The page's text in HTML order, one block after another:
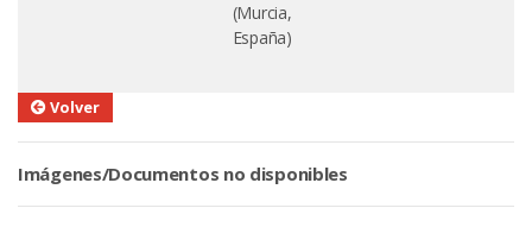
(Murcia,
España)
Volver
Imágenes/Documentos no disponibles